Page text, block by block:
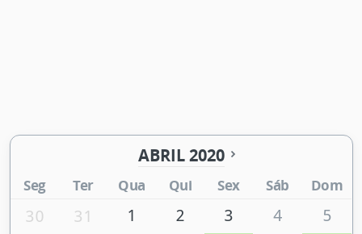
ABRIL 2020
Seg Ter Qua Qui Sex Sáb Dom
30 31 1 2 3 4
5